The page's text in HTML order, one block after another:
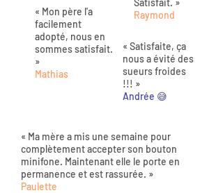
« Mon père l'a
facilement
adopté, nous en
sommes satisfait.
»
Mathias
Satisfait. »
Raymond
« Satisfaite, ça
nous a évité des
sueurs froides
!!! »
Andrée 😅
« Ma mère a mis une semaine pour
complètement accepter son bouton
minifone. Maintenant elle le porte en
permanence et est rassurée. »
Paulette